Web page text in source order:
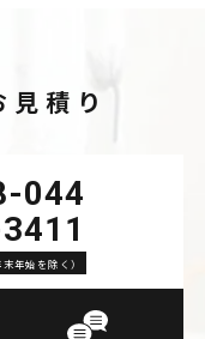
積り
044
末年始を除く）